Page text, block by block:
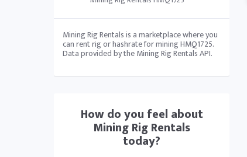
Mining Rig Rentals is a marketplace where you
can rent rig or hashrate for mining HMQ1725.
Data provided by the Mining Rig Rentals API.
How do you feel about
Mining Rig Rentals
today?